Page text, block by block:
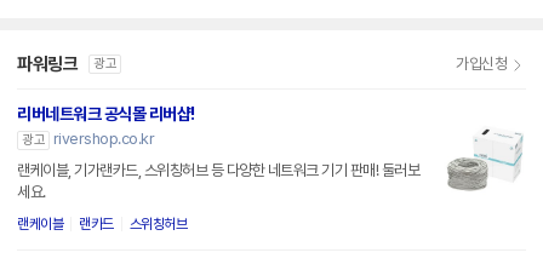
파워링크 광고 가입신청
리버네트워크 공식몰 리버샵!
광고
rivershop.co.kr
랜케이블, 기가랜카드, 스위칭허브 등 다양한 네트워크 기기 판매! 둘러보
세요.
랜케이블 랜카드 스위칭허브